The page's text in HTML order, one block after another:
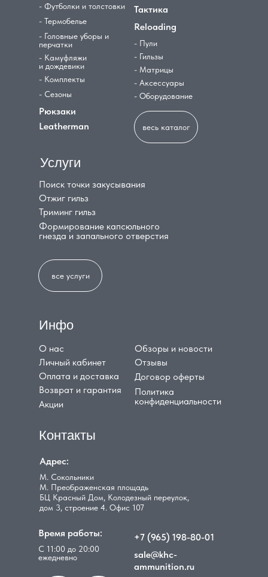
Инфо
Контакты
- Футболки и толстовки
- Термобелье
- Головные уборы и
перчатки
- Камуфляжи
и дождевики
- Комплекты
- Сезоны
Рюкзаки
Leatherman
Тактика
О нас
Личный кабинет
Оплата и доставка
Возврат и гарантия
Акции
Обзоры и новости
Отзывы
Договор оферты
Адрес:
М. Сокольники
М. Преображенская площадь
БЦ Красный Дом, Колодезный переулок,
дом 3, строение 4. Офис 107
Время работы:
С 11:00 до 20:00
ежедневно
+7 (965) 198-80-01
sale@khc-
ammunition.ru
Reloading
- Пули
- Гильзы
- Матрицы
- Аксессуары
- Оборудование
Поиск точки закусывания
Услуги
Отжиг гильз
Триминг гильз
Формирование капсюльного
гнезда и запального отверстия
весь каталог
все услуги
Политика
конфиденциальности